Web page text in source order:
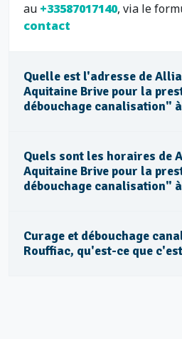
au +33587017140, via le
contact
Quelle est l'adresse de
Aquitaine Brive pour la
débouchage canalisation"
Quels sont les horaires de
Aquitaine Brive pour la
débouchage canalisation"
Curage et débouchage
Rouffiac, qu'est-ce que